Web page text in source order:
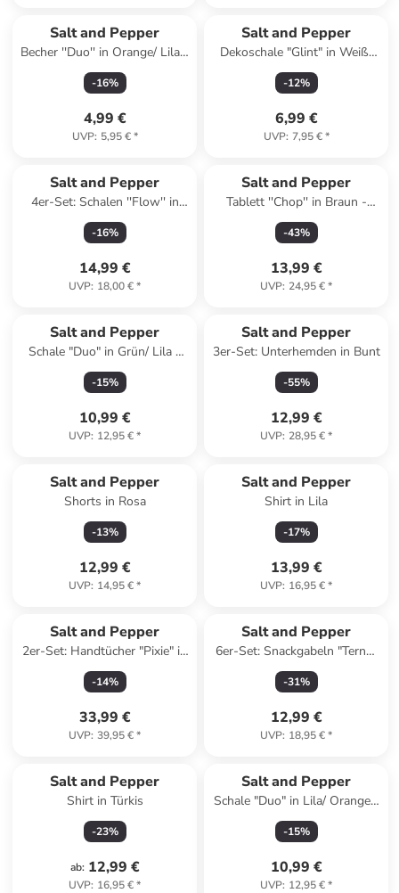
Salt and Pepper
Becher ''Duo'' in Orange/ Lila -
270 ml
-16%
4,99 €
UVP: 5,95 €*
Salt and Pepper
Dekoschale "Glint" in Weiß/
Gold - (H)5 x Ø 12 cm
-12%
6,99 €
UVP: 7,95 €*
Salt and Pepper
4er-Set: Schalen ''Flow'' in
Dunkelblau/ Weiß - (H)5 x Ø
10 cm
-16%
14,99 €
UVP: 18,00 €*
Salt and Pepper
Tablett ''Chop'' in Braun -
(H)3,5 x Ø 25 cm
-43%
13,99 €
UVP: 24,95 €*
Salt and Pepper
Schale "Duo" in Grün/ Lila -
(H)5 x Ø 21 cm
-15%
10,99 €
UVP: 12,95 €*
Salt and Pepper
3er-Set: Unterhemden in Bunt
-55%
12,99 €
UVP: 28,95 €*
Salt and Pepper
Shorts in Rosa
-13%
12,99 €
UVP: 14,95 €*
Salt and Pepper
Shirt in Lila
-17%
13,99 €
UVP: 16,95 €*
Salt and Pepper
2er-Set: Handtücher "Pixie" in
Rot/ Pink - (L)100 x (B)50 cm
-14%
33,99 €
UVP: 39,95 €*
Salt and Pepper
6er-Set: Snackgabeln "Terno"
in Schwarz - (L)14 cm
-31%
12,99 €
UVP: 18,95 €*
Salt and Pepper
Shirt in Türkis
-23%
ab: 12,99 €
UVP: 16,95 €*
Salt and Pepper
Schale "Duo" in Lila/ Orange -
(H)5 x Ø 21 cm
-15%
10,99 €
UVP: 12,95 €*